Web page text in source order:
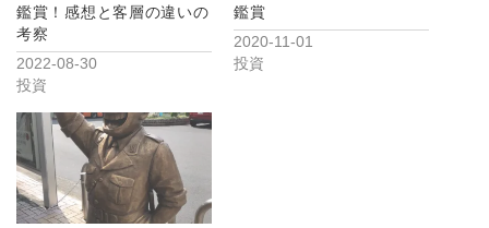
鑑賞！感想と客層の違いの
考察
2022-08-30
投資
鑑賞
2020-11-01
投資